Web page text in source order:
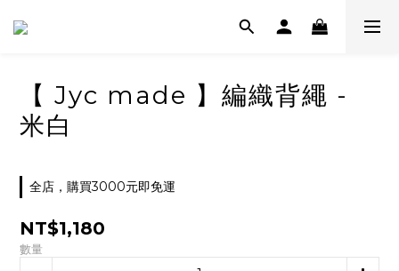
【 Jyc made 】編織背繩 -
米白
全店，購買3000元即免運
NT$1,180
數量